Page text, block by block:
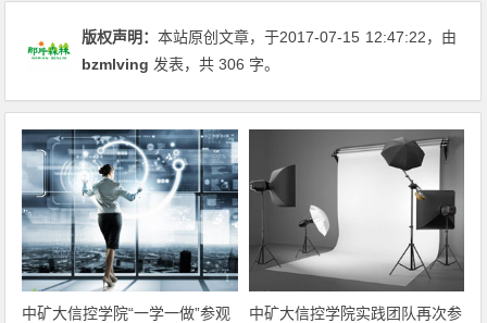
版权声明：本站原创文章，于2017-07-15 12:47:22，由
bzmlving 发表，共 306 字。
中矿大信控学院“一学一做”参观
中矿大信控学院实践团队再次参